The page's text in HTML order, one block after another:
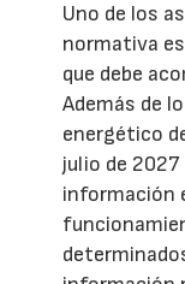
Uno de los
normativa
que debe
Además de
energético
julio de
información